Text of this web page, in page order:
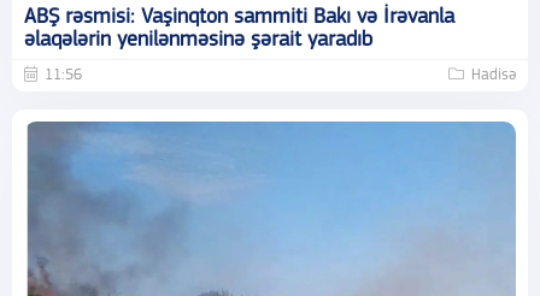
ABŞ rəsmisi: Vaşinqton sammiti Bakı və İrəvanla
əlaqələrin yenilənməsinə şərait yaradıb
11:56 Hadisə